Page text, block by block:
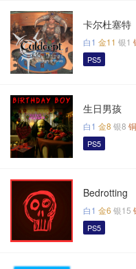
卡尔杜塞特
白1 金11 银1
PS5
生日男孩
白1 金8 银8
PS5
Bedrotting
白1 金6 银15
PS5